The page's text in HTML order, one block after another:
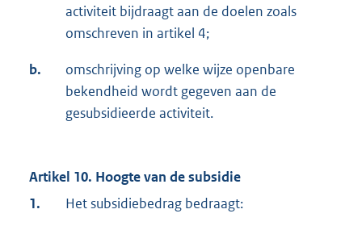
activiteit bijdraagt aan de doelen zoals
omschreven in artikel 4;
b.
omschrijving op welke wijze openbare
bekendheid wordt gegeven aan de
gesubsidieerde activiteit.
Artikel 10. Hoogte van de subsidie
1.
Het subsidiebedrag bedraagt: